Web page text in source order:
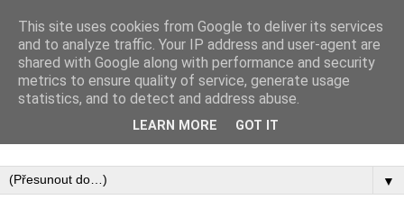
Inspirujte se tím, co píší posluchači kurzů a co se na nich
▼
This site uses cookies from Google to deliver its services
and to analyze traffic. Your IP address and user-agent are
shared with Google along with performance and security
metrics to ensure quality of service, generate usage
statistics, and to detect and address abuse.
LEARN MORE GOT IT